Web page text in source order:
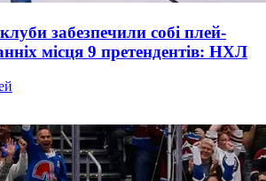
забезпечили собі плей-
місця 9 претендентів: НХЛ